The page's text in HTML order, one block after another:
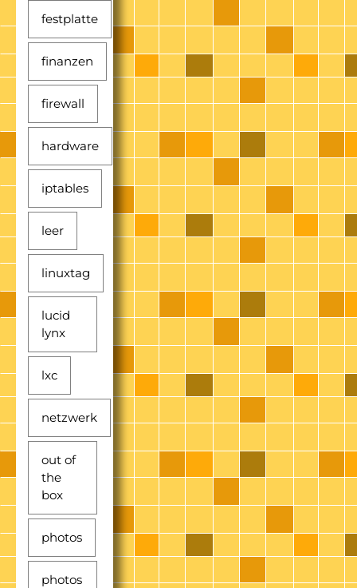
festplatte
finanzen
firewall
hardware
iptables
leer
linuxtag
lucid
lynx
lxc
netzwerk
out of
the
box
photos
photos